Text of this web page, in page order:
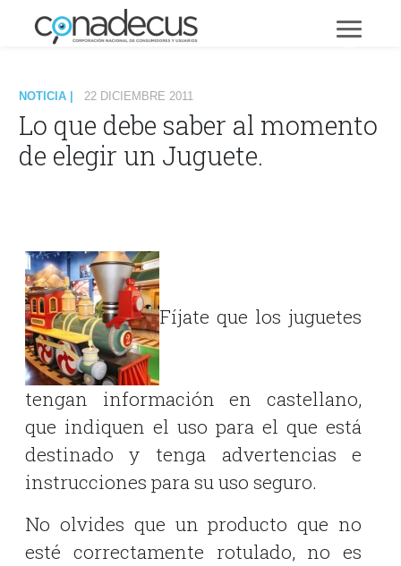
NOTICIA | 22 DICIEMBRE 2011
Lo que debe saber al momento
de elegir un Juguete.
Fíjate que los juguetes
tengan información en castellano,
que indiquen el uso para el que está
destinado y tenga advertencias e
instrucciones para su uso seguro.
No olvides que un producto que no
esté correctamente rotulado, no es